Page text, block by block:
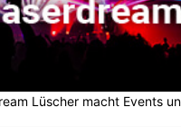
Lüscher macht Events